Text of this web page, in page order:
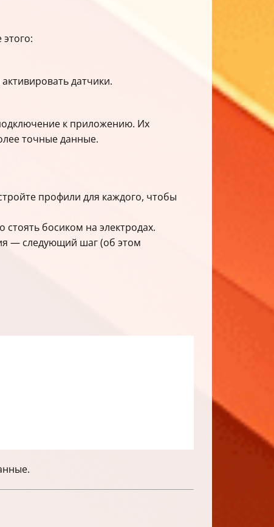
датчики.
к приложению. Их
точные данные.
профили для каждого, чтобы
босиком на электродах.
— следующий шаг (об этом